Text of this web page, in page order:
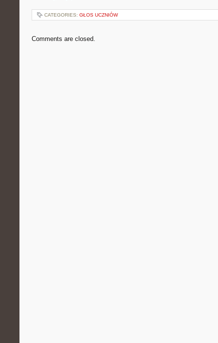
CATEGORIES: GŁOS UCZNIÓW
Comments are closed.